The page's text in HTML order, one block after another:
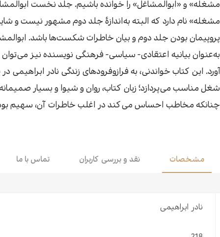
گفت‌وگو
اقتصاد
کودک و نوجوان
مشغله» و «ابوالمشاغل» را خوانده باشیم. جلد نخست
مشغله» نام دارد که البته به‌اندازهٔ جلد دوم مشهور نیست و
پروپیمان بودن جلد دوم و بیان خاطرات شکست‌ها باشد.
به‌عنوان بیانیه اعتقادی- سیاسی- فرهنگی نویسنده نیز
آورد. این کتاب خواندنی، به فرازوفرودهای زندگی نادر ابراهیمی
شغل مناسب می‌پردازد؛ زبان کتاب، روان و شیوا و بسیار
چنانکه مخاطب احساس می‌کند در اغلب خاطرات آن، سهیم
مشخصات نقد و بررسی کاربران تماس با ما
نادر ابراهیمی